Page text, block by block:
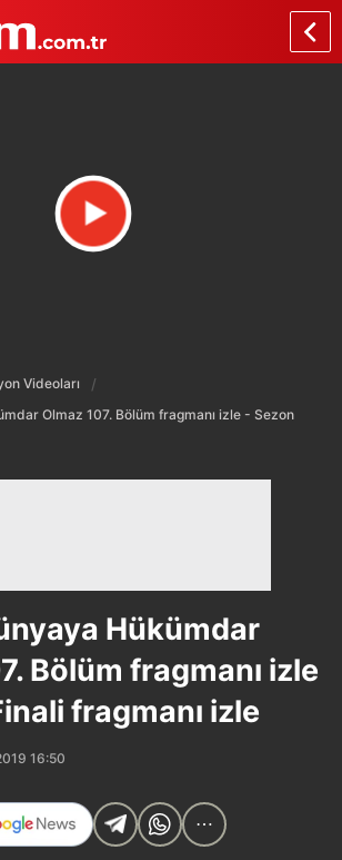
Videoları
Olmaz 107. Bölüm fragmanı izle - Sezon
Hükümdar
Bölüm fragmanı izle
fragmanı izle
16:50